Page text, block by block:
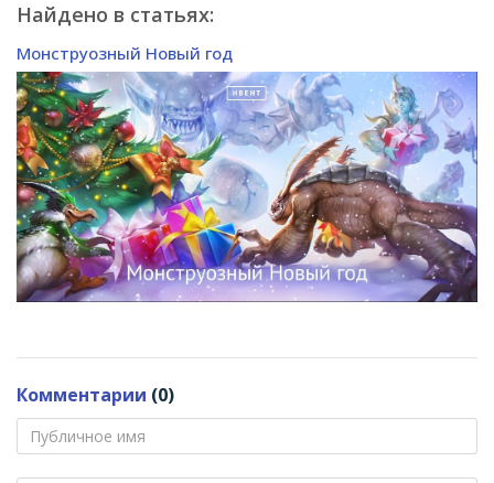
Найдено в статьях:
Монструозный Новый год
Комментарии (0)